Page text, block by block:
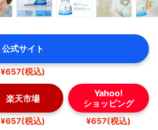
公式サイト
¥657(税込)
楽天市場
¥657(税込)
Yahoo!
ショッピング
¥657(税込)